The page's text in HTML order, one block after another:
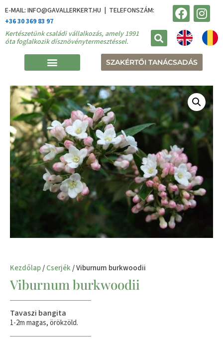
E-MAIL: INFO@GAVALLERKERT.HU | TELEFONSZÁM:
+36 30 369 83 97
Kertészetünk családi vállalkozás, amely 1991
óta foglalkozik dísznövénytermesztéssel.
SZAKÉRTŐI TANÁCSADÁS
Kezdőlap/Cserjék/ Viburnum burkwoodii
Viburnum burkwoodii
Tavaszi bangita
1-2m magas, örökzöld.